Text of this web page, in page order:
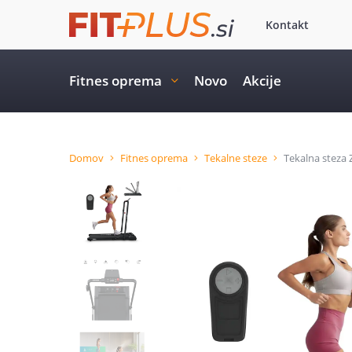
Kontakt
Fitnes oprema Novo Akcije
Domov Fitnes oprema Tekalne steze Tekalna steza